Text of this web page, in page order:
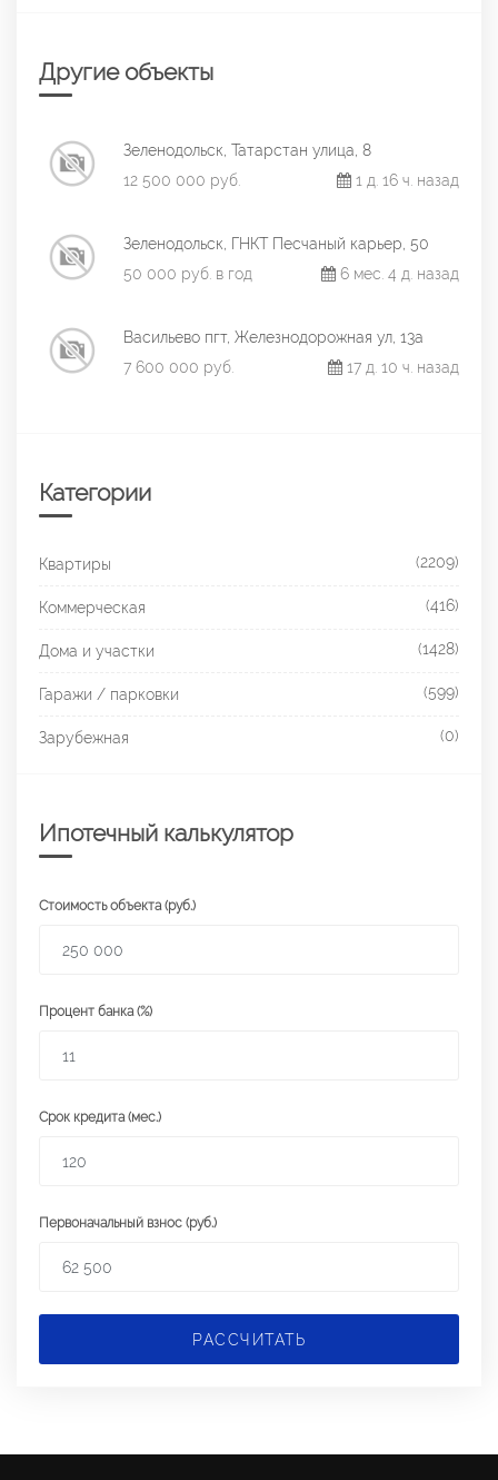
Другие объекты
Зеленодольск, Татарстан улица, 8
12 500 000 руб.
1 д. 16 ч. назад
Зеленодольск, ГНКТ Песчаный карьер, 50
50 000 руб. в год
6 мес. 4 д. назад
Васильево пгт, Железнодорожная ул, 13а
7 600 000 руб.
17 д. 10 ч. назад
Категории
Квартиры (2209)
Коммерческая (416)
Дома и участки (1428)
Гаражи / парковки (599)
Зарубежная (0)
Ипотечный калькулятор
Стоимость объекта (руб.)
Процент банка (%)
Срок кредита (мес.)
Первоначальный взнос (руб.)
РАССЧИТАТЬ